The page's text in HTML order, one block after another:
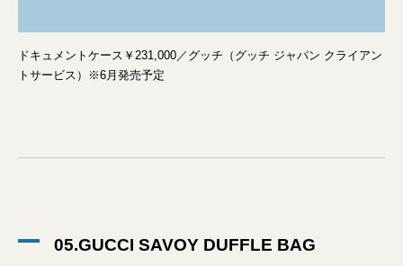
ドキュメントケース￥231,000／グッチ（グッチ ジャパン クライアン
トサービス）※6月発売予定
05.GUCCI SAVOY DUFFLE BAG